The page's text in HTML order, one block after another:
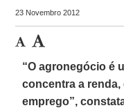
23 Novembro 2012
“O agronegócio é
concentra a
emprego”,